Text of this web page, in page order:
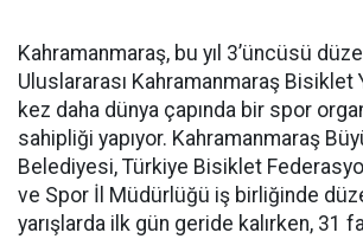
Kahramanmaraş, bu yıl 3’üncüsü
Uluslararası Kahramanmaraş Bisiklet
kez daha dünya çapında bir spor
sahipliği yapıyor. Kahramanmaraş
Belediyesi, Türkiye Bisiklet
ve Spor İl Müdürlüğü iş birliğinde
yarışlarda ilk gün geride kalırken, 31